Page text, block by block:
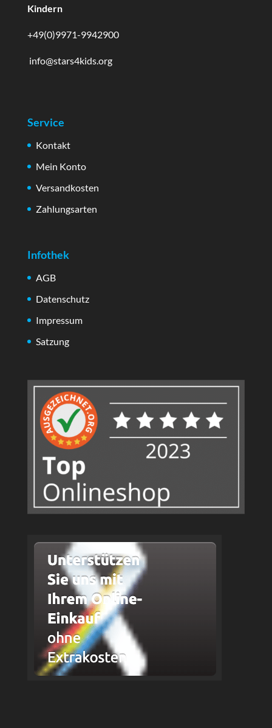
Kindern
+49(0)9971-9942900
info@stars4kids.org
Service
Kontakt
Mein Konto
Versandkosten
Zahlungsarten
Infothek
AGB
Datenschutz
Impressum
Satzung